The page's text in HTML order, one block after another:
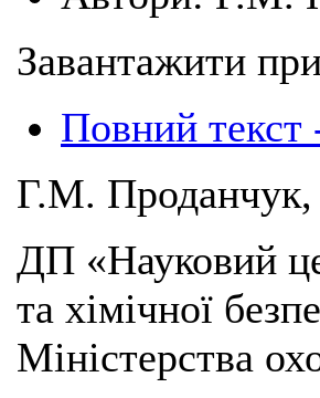
Завантажити
Повний текст
Г.М. Проданчук,
ДП «Науковий
та хімічної
Міністерства